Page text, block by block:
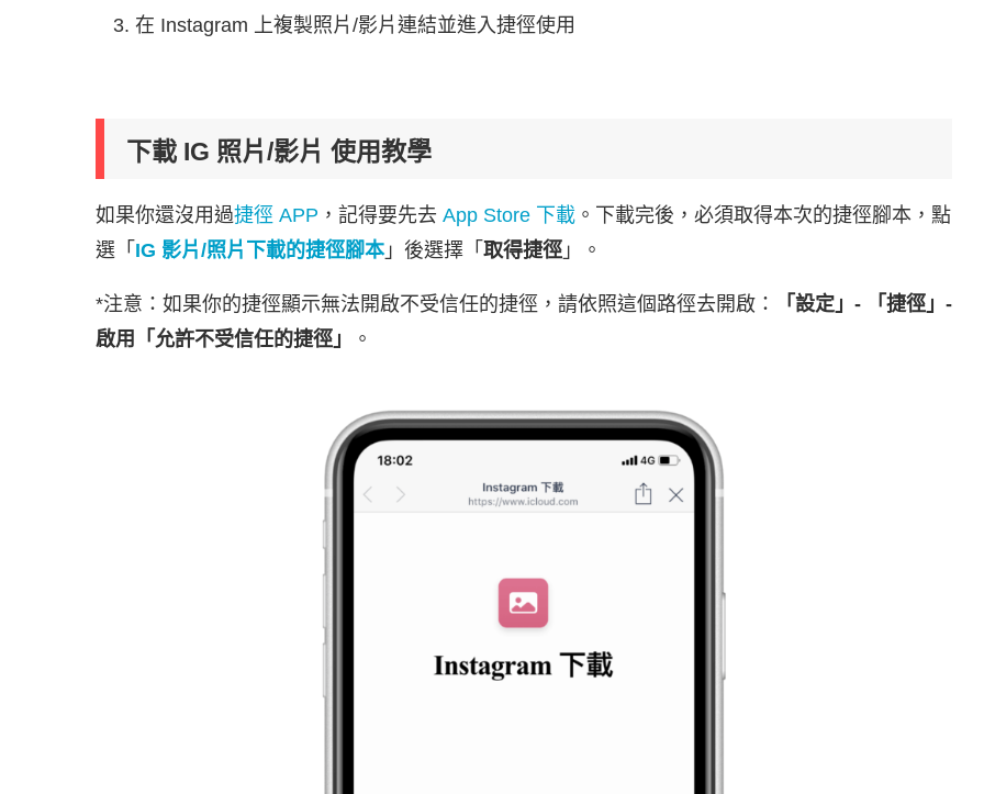
在 Instagram 上複製照片/影片連結並進入捷徑使用
下載 IG 照片/影片 使用教學
如果你還沒用過捷徑 APP ，記得要先去 App Store 下載 。下載完後，必須取得本次的捷徑腳本，點
選「 IG 影片/照片下載的捷徑腳本」後選擇「 取得捷徑 」。
*注意：如果你的捷徑顯示無法開啟不受信任的捷徑，請依照這個路徑去開啟：
「設定」- 「捷徑」-
啟用「允許不受信任的捷徑」
。